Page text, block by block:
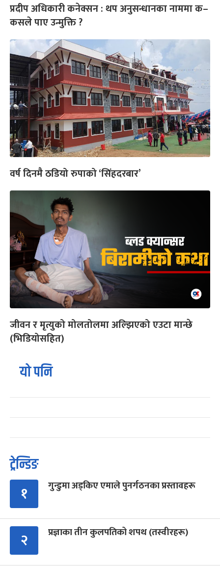
प्रदीप अधिकारी कनेक्सन : थप अनुसन्धानका नाममा क–
कसले पाए उन्मुक्ति ?
वर्ष दिनमै ठडियो रुपाको ‘सिंहदरबार’
जीवन र मृत्युको मोलतोलमा अल्झिएको एउटा मान्छे
(भिडियोसहित)
यो पनि
ट्रेन्डिङ
१ गुन्डुमा अड्किए एमाले पुनर्गठनका प्रस्तावहरू
२ प्रज्ञाका तीन कुलपतिको शपथ (तस्वीरहरू)